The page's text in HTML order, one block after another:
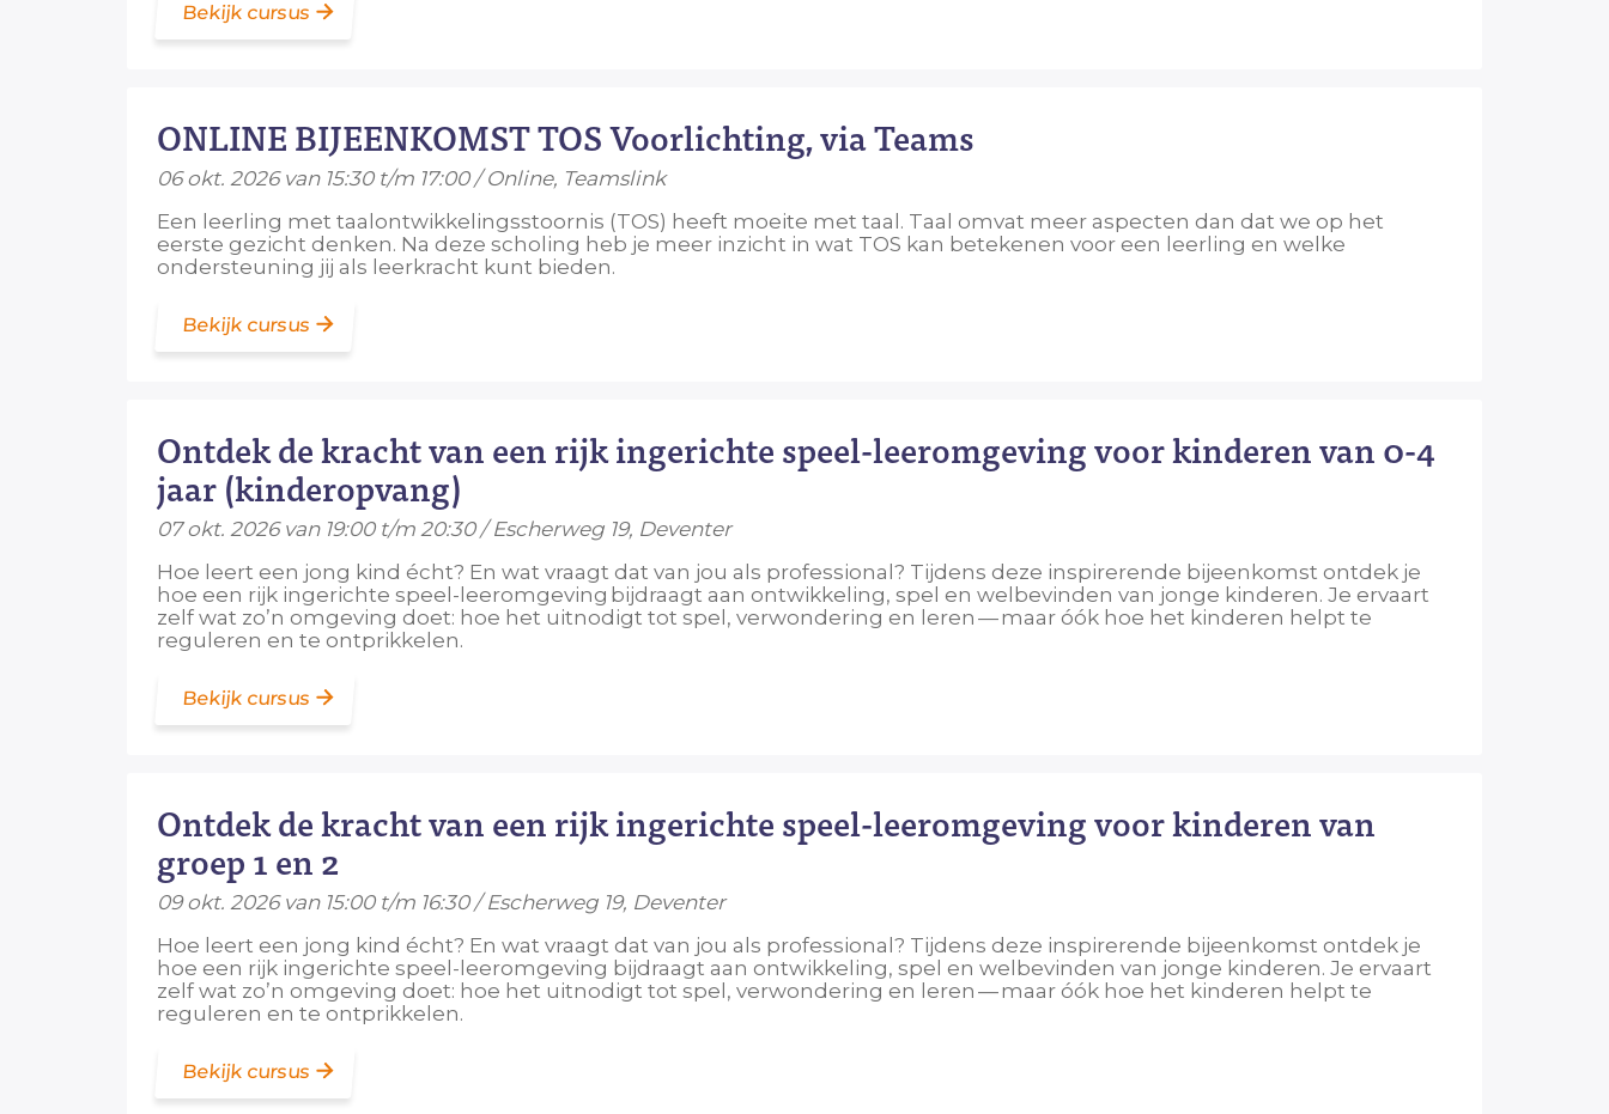
Bekijk cursus
ONLINE BIJEENKOMST TOS Voorlichting, via Teams
06 okt. 2026 van 15:30 t/m 17:00 / Online, Teamslink
Een leerling met taalontwikkelingsstoornis (TOS) heeft moeite met taal. Taal omvat meer aspecten dan dat we op het
eerste gezicht denken. Na deze scholing heb je meer inzicht in wat TOS kan betekenen voor een leerling en welke
ondersteuning jij als leerkracht kunt bieden.
Bekijk cursus
Ontdek de kracht van een rijk ingerichte speel-leeromgeving voor kinderen van 0-4
jaar (kinderopvang)
07 okt. 2026 van 19:00 t/m 20:30 / Escherweg 19, Deventer
Hoe leert een jong kind écht? En wat vraagt dat van jou als professional? Tijdens deze inspirerende bijeenkomst ontdek je
hoe een rijk ingerichte speel-leeromgeving bijdraagt aan ontwikkeling, spel en welbevinden van jonge kinderen. Je ervaart
zelf wat zo’n omgeving doet: hoe het uitnodigt tot spel, verwondering en leren — maar óók hoe het kinderen helpt te
reguleren en te ontprikkelen.
Bekijk cursus
Ontdek de kracht van een rijk ingerichte speel-leeromgeving voor kinderen van
groep 1 en 2
09 okt. 2026 van 15:00 t/m 16:30 / Escherweg 19, Deventer
Hoe leert een jong kind écht? En wat vraagt dat van jou als professional? Tijdens deze inspirerende bijeenkomst ontdek je
hoe een rijk ingerichte speel-leeromgeving bijdraagt aan ontwikkeling, spel en welbevinden van jonge kinderen. Je ervaart
zelf wat zo’n omgeving doet: hoe het uitnodigt tot spel, verwondering en leren — maar óók hoe het kinderen helpt te
reguleren en te ontprikkelen.
Bekijk cursus